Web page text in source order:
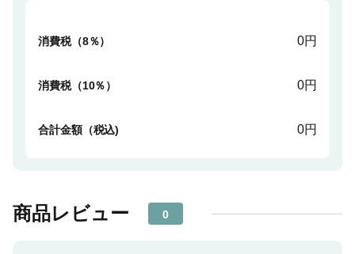
消費税（8％） 0円
消費税（10％） 0円
合計金額（税込) 0円
商品レビュー 0